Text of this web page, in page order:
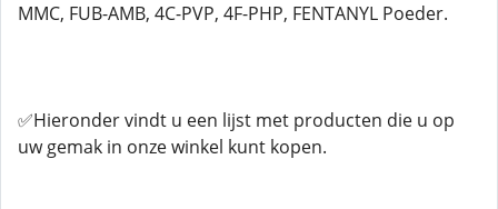
MMC, FUB-AMB, 4C-PVP, 4F-PHP, FENTANYL Poeder.
✅Hieronder vindt u een lijst met producten die u op
uw gemak in onze winkel kunt kopen.